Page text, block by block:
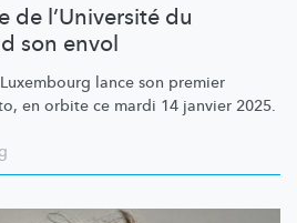
de l’Université du
son envol
lance son premier
en orbite ce mardi 14 janvier 2025.